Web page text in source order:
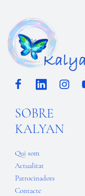
SOBRE
KALYAN
Qui som
Actualitat
Patrocinadors
Contacte